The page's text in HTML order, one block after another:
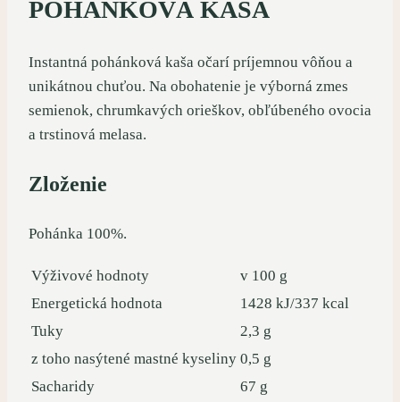
POHÁNKOVÁ KAŠA
Instantná pohánková kaša očarí príjemnou vôňou a
unikátnou chuťou. Na obohatenie je výborná zmes
semienok, chrumkavých orieškov, obľúbeného ovocia
a trstinová melasa.
Zloženie
Pohánka 100%.
Výživové hodnoty
v 100 g
Energetická hodnota
1428 kJ/337 kcal
Tuky
2,3 g
z toho nasýtené mastné kyseliny 0,5 g
Sacharidy
67 g